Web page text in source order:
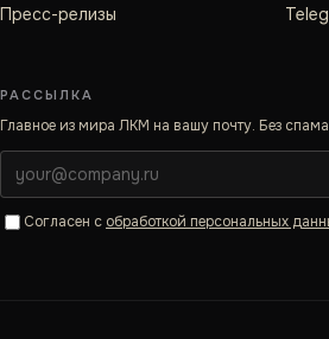
Пресс-релизы
РАССЫЛКА
Главное из мира ЛКМ на вашу почту. Без
Согласен с обработкой персональных